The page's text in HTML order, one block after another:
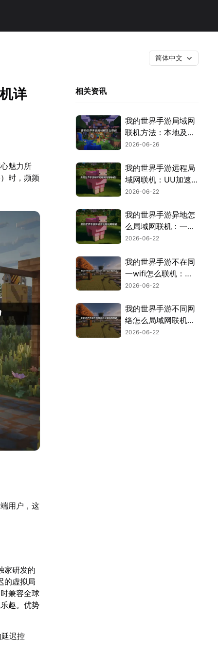
简体中文
详
魅力所
时，频频
用户，这
家研发的
的虚拟局
兼容全球
趣。优势
迟控
相关资讯
我的世界手游局域网
联机方法：本地及异
地局域网解法！
2026-06-26
我的世界手游远程局
域网联机：UU加速
器云联机使用指南！
2026-06-22
我的世界手游异地怎
么局域网联机：一键
破解异地组网难题！
2026-06-22
我的世界手游不在同
一wifi怎么联机：轻
松突破异地联机限
2026-06-22
我的世界手游不同网
络怎么局域网联机：
高效解决方案！
2026-06-22